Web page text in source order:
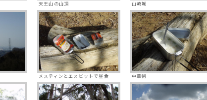
天王山の山頂 山崎城
メスティンとエスビットで昼食 中華粥